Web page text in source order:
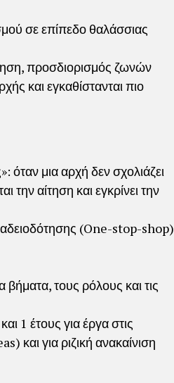
σε επίπεδο θαλάσσιας
προσδιορισμός ζωνών
και εγκαθίστανται πιο
μια αρχή δεν σχολιάζει
την αίτηση και εγκρίνει την
αδειοδότησης (One-stop-shop)
τους ρόλους και τις
1 έτους για έργα στις
και για ριζική ανακαίνιση